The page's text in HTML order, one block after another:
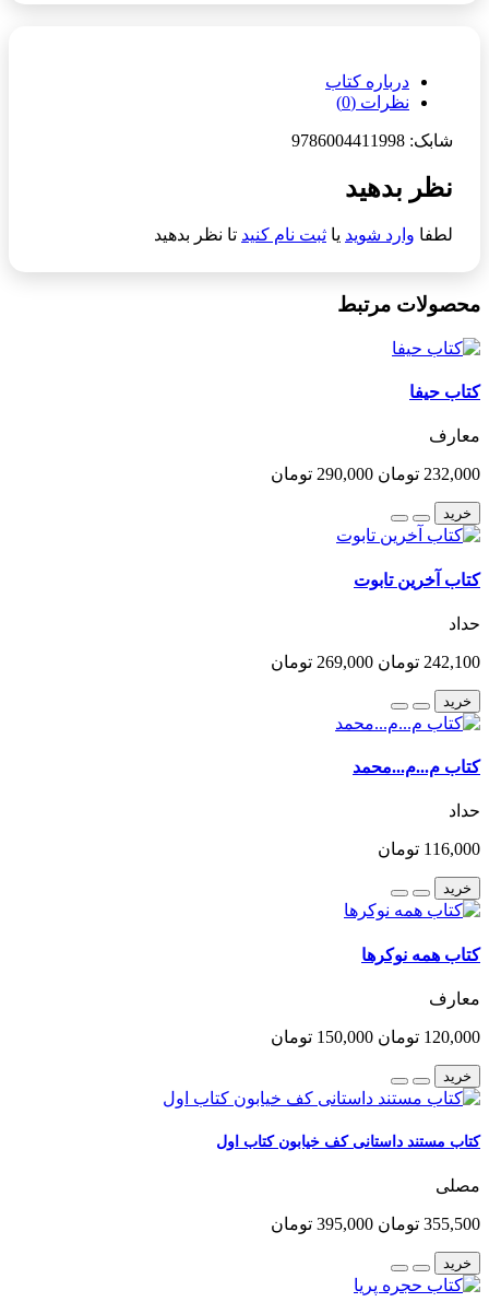
درباره کتاب
نظرات (0)
شابک: 9786004411998
نظر بدهید
لطفا وارد شوید یا ثبت نام کنید تا نظر بدهید
محصولات مرتبط
کتاب حیفا
معارف
232,000 تومان 290,000 تومان
خرید
کتاب آخرین تابوت
حداد
242,100 تومان 269,000 تومان
خرید
کتاب م...م...محمد
حداد
116,000 تومان
خرید
کتاب همه نوکرها
معارف
120,000 تومان 150,000 تومان
خرید
کتاب مستند داستانی کف خیابون کتاب اول
مصلی
355,500 تومان 395,000 تومان
خرید